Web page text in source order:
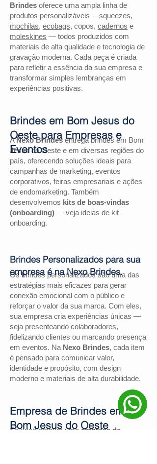
Brindes oferece uma ampla linha de
produtos personalizáveis —squeezes,
mochilas, ecobags, copos, cadernos e
moleskines — todos produzidos com
materiais de alta qualidade e tecnologia de
gravação moderna. Cada peça é criada
para refletir a essência da sua empresa e
transformar simples lembranças em
experiências positivas.
ANexo Brindes entrega brindes em Bom
Jesus do Oeste e em diversas regiões do
país, oferecendo soluções ideais para
campanhas de marketing, eventos
corporativos, feiras empresariais e ações
de endomarketing. Também
desenvolvemos kits de boas-vindas
(onboarding) — veja ideias de kit
onboarding.
Os brindes personalizados são uma das
estratégias mais eficazes para gerar
conexão emocional com o público e
reforçar o valor da sua marca. Com eles,
sua empresa cria experiências únicas —
seja presenteando colaboradores,
fidelizando clientes ou marcando presença
em eventos. Na Nexo Brindes, cada item
é pensado para comunicar valor,
identidade e propósito, com design
moderno e materiais de alta durabilidade.
Se você procura uma empresa de
Brindes em Bom Jesus do
Oeste para Empresas e
Eventos
Brindes Personalizados para sua
empresa é na Nexo Brindes.
Empresa de Brindes em
Bom Jesus do Oeste